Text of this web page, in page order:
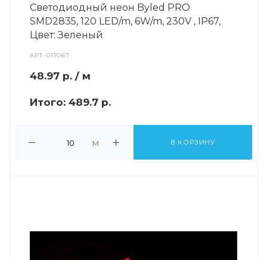
Светодиодный неон Byled PRO
SMD2835, 120 LED/m, 6W/m, 230V , IP67,
Цвет: Зеленый
АРТ.017067
48.97 р. / м
Итого: 489.7 р.
м В КОРЗИНУ